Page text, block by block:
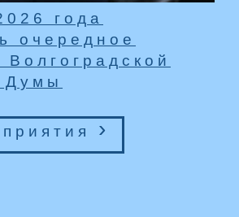
года
очередное
Думы
›